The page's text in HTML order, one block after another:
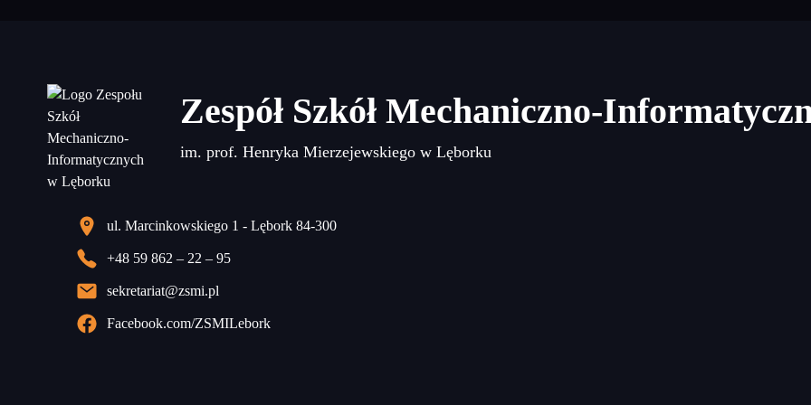
Zespół Szkół Mechaniczno-
im. prof. Henryka Mierzejewskiego w Lęborku
ul. Marcinkowskiego 1 - Lębork 84-300
+48 59 862 – 22 – 95
sekretariat@zsmi.pl
Facebook.com/ZSMILebork